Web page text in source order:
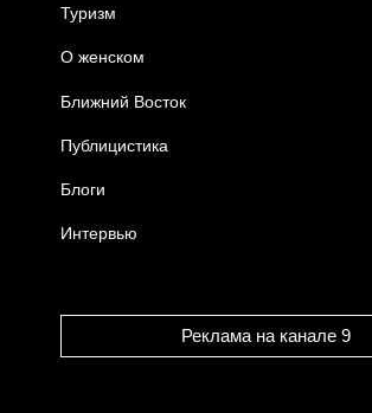
Туризм
О женском
Ближний Восток
Публицистика
Блоги
Интервью
Реклама на канале 9